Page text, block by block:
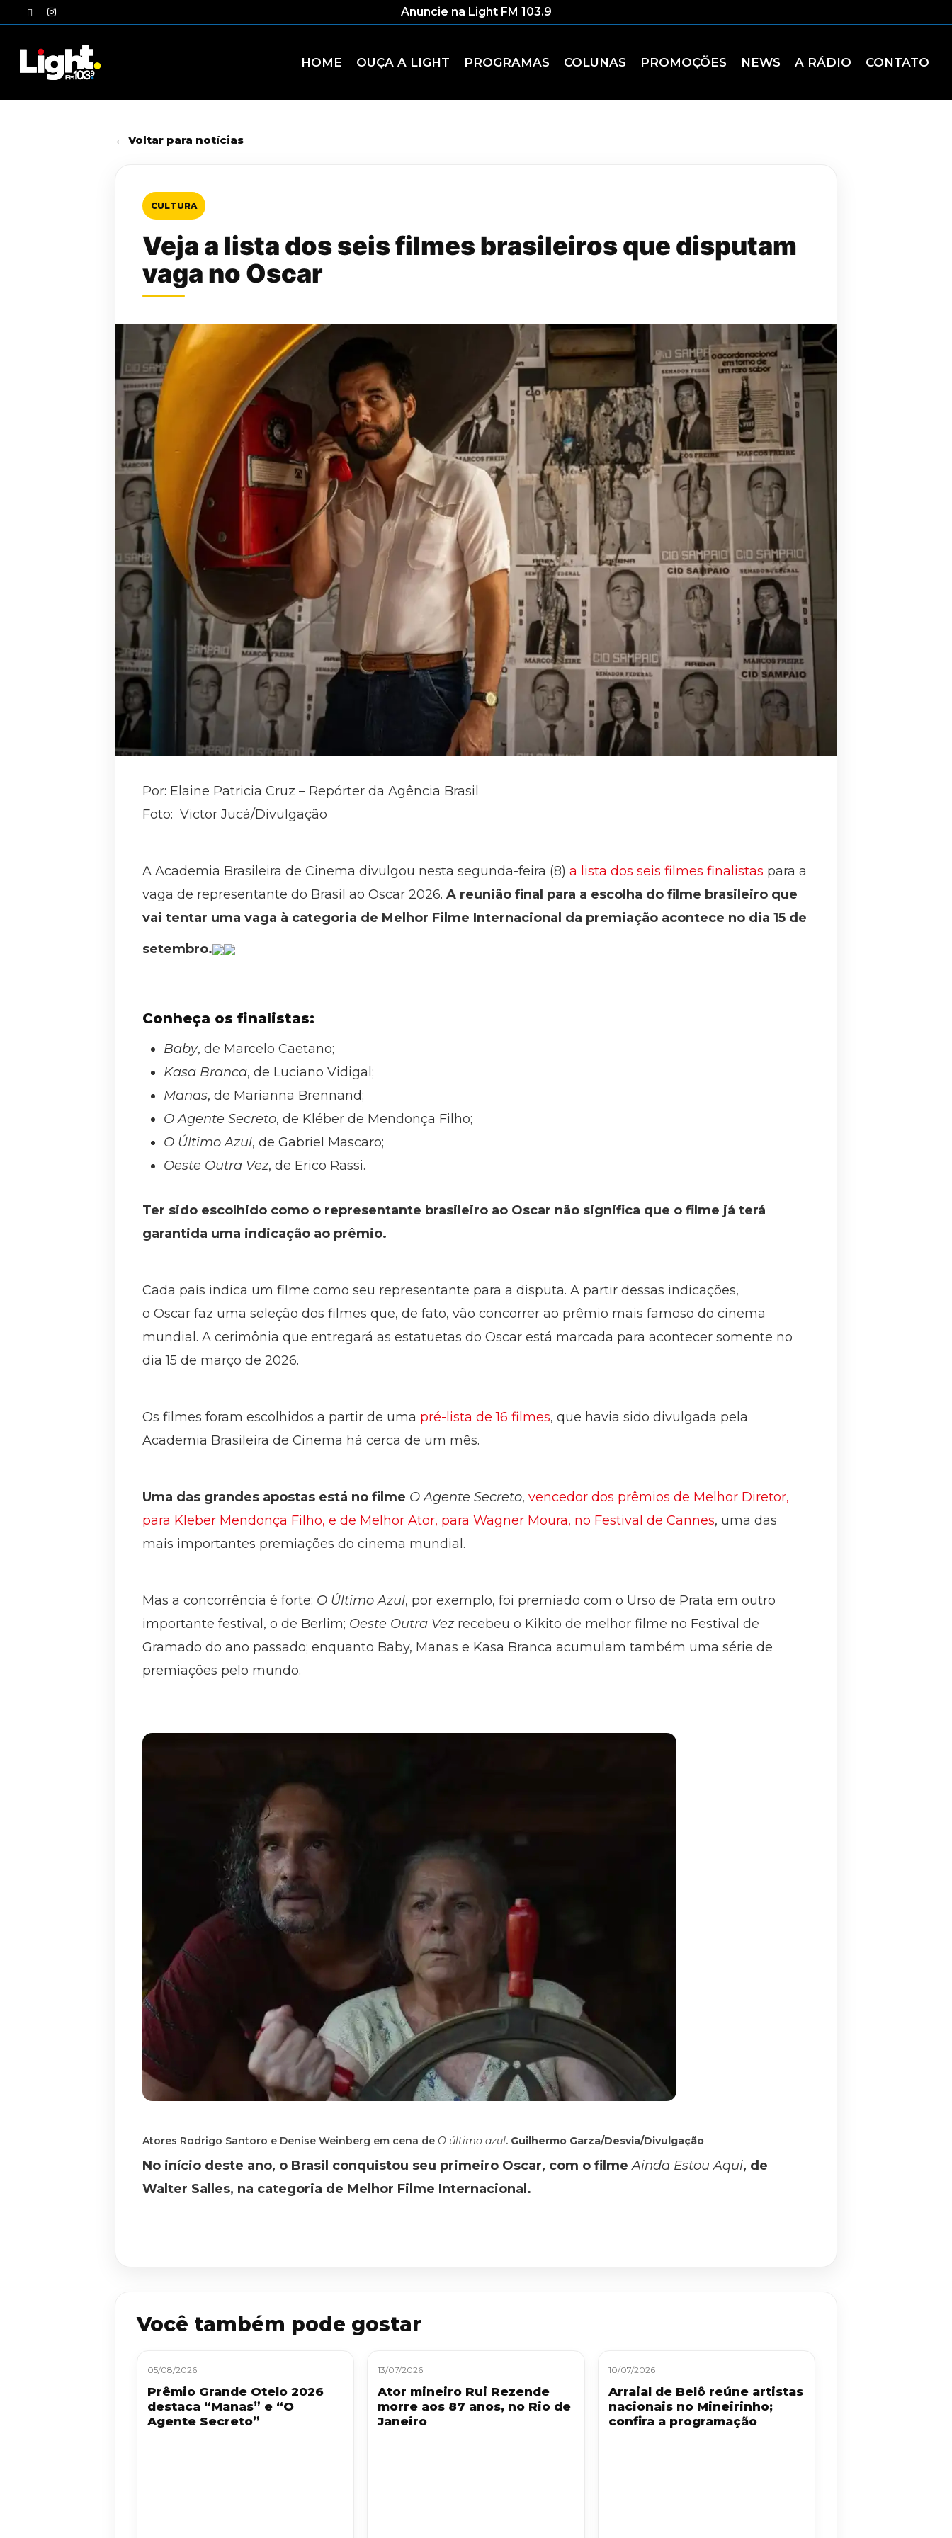
to
twitterinstagram Anuncie na Light FM 103.9
HOME OUÇA A LIGHT PROGRAMAS COLUNAS PROMOÇÕES NEWS A RÁDIO CONTATO
← Voltar para notícias
CULTURA
Veja a lista dos seis filmes brasileiros que disputam
vaga no Oscar
Por: Elaine Patricia Cruz – Repórter da Agência Brasil
Foto: Victor Jucá/Divulgação
A Academia Brasileira de Cinema divulgou nesta segunda-feira (8) a lista dos seis filmes finalistas para a
vaga de representante do Brasil ao Oscar 2026. A reunião final para a escolha do filme brasileiro que
vai tentar uma vaga à categoria de Melhor Filme Internacional da premiação acontece no dia 15 de
setembro.
Conheça os finalistas:
Baby, de Marcelo Caetano;
Kasa Branca, de Luciano Vidigal;
Manas, de Marianna Brennand;
O Agente Secreto, de Kléber de Mendonça Filho;
O Último Azul, de Gabriel Mascaro;
Oeste Outra Vez, de Erico Rassi.
Ter sido escolhido como o representante brasileiro ao Oscar não significa que o filme já terá
garantida uma indicação ao prêmio.
Cada país indica um filme como seu representante para a disputa. A partir dessas indicações,
o Oscar faz uma seleção dos filmes que, de fato, vão concorrer ao prêmio mais famoso do cinema
mundial. A cerimônia que entregará as estatuetas do Oscar está marcada para acontecer somente no
dia 15 de março de 2026.
Os filmes foram escolhidos a partir de uma pré-lista de 16 filmes, que havia sido divulgada pela
Academia Brasileira de Cinema há cerca de um mês.
Uma das grandes apostas está no filme O Agente Secreto, vencedor dos prêmios de Melhor Diretor,
para Kleber Mendonça Filho, e de Melhor Ator, para Wagner Moura, no Festival de Cannes, uma das
mais importantes premiações do cinema mundial.
Mas a concorrência é forte: O Último Azul, por exemplo, foi premiado com o Urso de Prata em outro
importante festival, o de Berlim; Oeste Outra Vezrecebeu o Kikito de melhor filme no Festival de
Gramado do ano passado; enquanto Baby, Manas e Kasa Branca acumulam também uma série de
premiações pelo mundo.
Atores Rodrigo Santoro e Denise Weinberg em cena de O último azul. Guilhermo Garza/Desvia/Divulgação
No início deste ano, o Brasil conquistou seu primeiro Oscar, com o filmeAinda Estou Aqui, de
Walter Salles, na categoria de Melhor Filme Internacional.
Você também pode gostar
05/08/2026
Prêmio Grande Otelo 2026
destaca “Manas” e “O
Agente Secreto”
13/07/2026
Ator mineiro Rui Rezende
morre aos 87 anos, no Rio de
Janeiro
10/07/2026
Arraial de Belô reúne artistas
nacionais no Mineirinho;
confira a programação